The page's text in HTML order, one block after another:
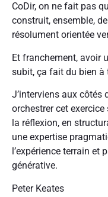
CoDir, on ne fait pas
construit, ensemble,
résolument orientée
Et franchement, avoir
subit, ça fait du bien à
J’interviens aux côtés
orchestrer cet
la réflexion, en
une expertise
l’expérience terrain et
générative.
Peter Keates